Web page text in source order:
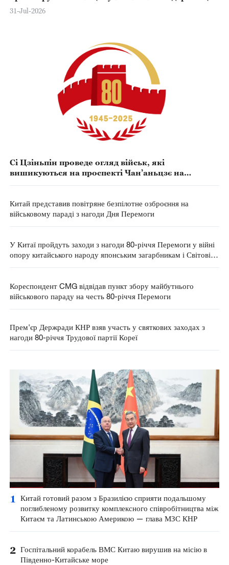
31-Jul-2026
Сі Цзіньпін проведе огляд військ, які
вишикуються на проспекті Чан’аньцзє на
Китай представив повітряне безпілотне озброєння на
військовому параді з нагоди Дня Перемоги
У Китаї пройдуть заходи з нагоди 80-річчя Перемоги у війні
опору китайського народу японським загарбникам і Світовій
Кореспондент CMG відвідав пункт збору майбутнього
військового параду на честь 80-річчя Перемоги
Прем'єр Держради КНР взяв участь у святкових заходах з
нагоди 80-річчя Трудової партії Кореї
1
Китай готовий разом з Бразилією сприяти подальшому
поглибленому розвитку комплексного співробітництва між
Китаєм та Латинською Америкою — глава МЗС КНР
2 Госпітальний корабель ВМС Китаю вирушив на місію в
Південно-Китайське море